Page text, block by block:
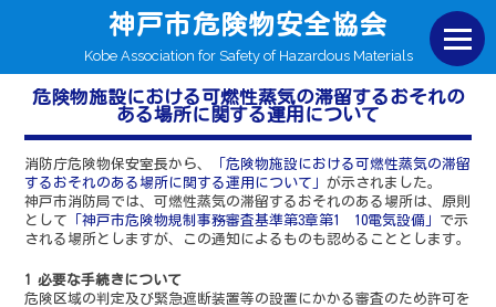
神戸市危険物安全協会
Kobe Association for Safety of Hazardous Materials
危険物施設における可燃性蒸気の滞留するおそれの
ある場所に関する運用について
消防庁危険物保安室長から、
「危険物施設における可燃性蒸気の滞留
するおそれのある場所に関する運用について」が示されました。
神戸市消防局では、可燃性蒸気の滞留するおそれのある場所は、原則
として
「神戸市危険物規制事務審査基準第3章第1 10電気設備」 で示
される場所としますが、この通知によるものも認めることとします。
1 必要な手続きについて
危険区域の判定及び緊急遮断装置等の設置にかかる審査のため許可を